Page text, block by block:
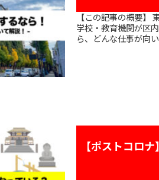
【この記事の概要】 東京都文京区は、日本最高学府である東京大学をはじめ、さまざまな
学校・教育機関が区
ら、どんな仕事が向
【ポストコロ